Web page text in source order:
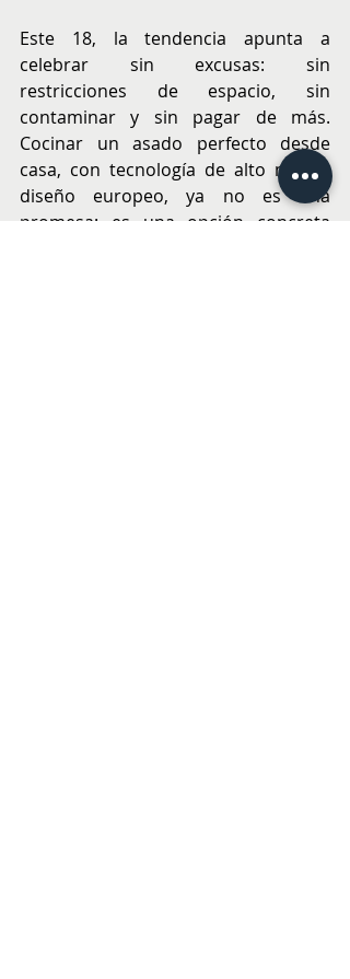
Este 18, la tendencia apunta a
celebrar sin excusas: sin
restricciones de espacio, sin
contaminar y sin pagar de más.
Cocinar un asado perfecto desde
casa, con tecnología de alto nivel y
diseño europeo, ya no es una
promesa: es una opción concreta